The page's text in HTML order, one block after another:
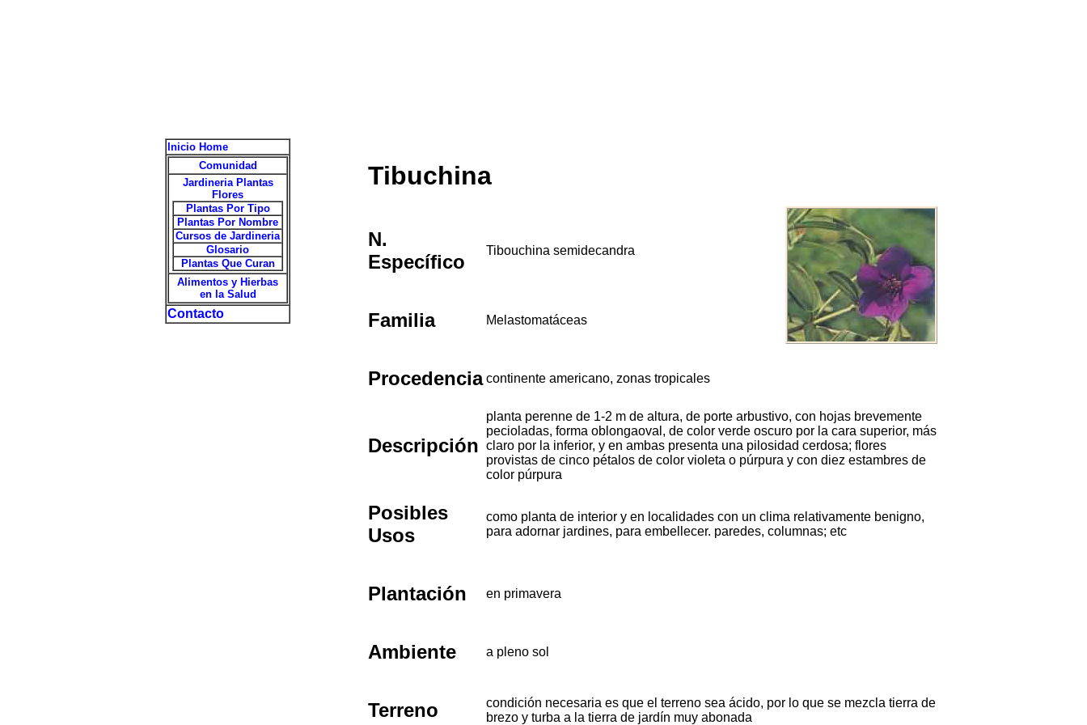
Inicio Home
Comunidad
Jardineria Plantas
Flores
Plantas Por Tipo
Plantas Por Nombre
Cursos de Jardineria
Glosario
Plantas Que Curan
Alimentos y Hierbas
en la Salud
Contacto
Tibuchina
N.
Específico
Tibouchina semidecandra
Familia Melastomatáceas
Procedencia continente americano, zonas tropicales
Descripción
planta perenne de 1-2 m de altura, de porte arbustivo, con hojas brevemente
pecioladas, forma oblongaoval, de color verde oscuro por la cara superior, más
claro por la inferior, y en ambas presenta una pilosidad cerdosa; flores
provistas de cinco pétalos de color violeta o púrpura y con diez estambres de
color púrpura
Posibles
Usos
como planta de interior y en localidades con un clima relativamente benigno,
para adornar jardines, para embellecer. paredes, columnas; etc
Plantación en primavera
Ambiente a pleno sol
Terreno
condición necesaria es que el terreno sea ácido, por lo que se mezcla tierra de
brezo y turba a la tierra de jardín muy abonada